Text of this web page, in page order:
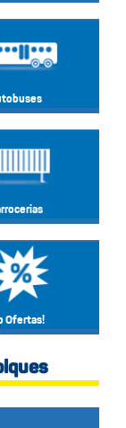
Ofertas!